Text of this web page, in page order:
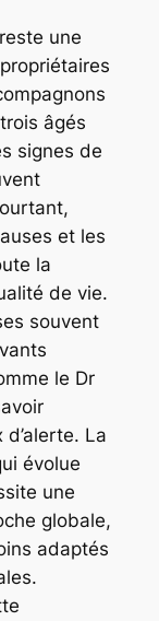
une
âgés
signes de
et les
la
de vie.
souvent
le Dr
La
évolue
une
globale,
adaptés